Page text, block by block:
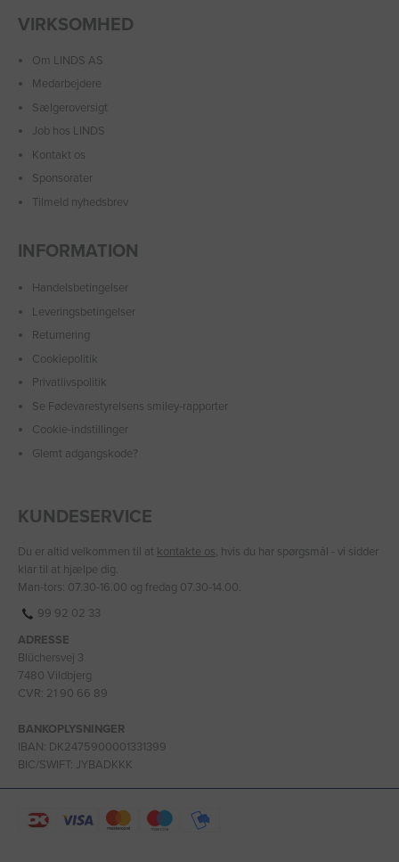
VIRKSOMHED
Om LINDS AS
Medarbejdere
Sælgeroversigt
Job hos LINDS
Kontakt os
Sponsorater
Tilmeld nyhedsbrev
INFORMATION
Handelsbetingelser
Leveringsbetingelser
Returnering
Cookiepolitik
Privatlivspolitik
Se Fødevarestyrelsens smiley-rapporter
Cookie-indstillinger
Glemt adgangskode?
KUNDESERVICE
Du er altid velkommen til at kontakte os, hvis du har spørgsmål - vi sidder
klar til at hjælpe dig.
Man-tors: 07.30-16.00 og fredag 07.30-14.00.
99 92 02 33
ADRESSE
Blüchersvej 3
7480 Vildbjerg
CVR: 21 90 66 89
BANKOPLYSNINGER
IBAN: DK2475900001331399
BIC/SWIFT: JYBADKKK